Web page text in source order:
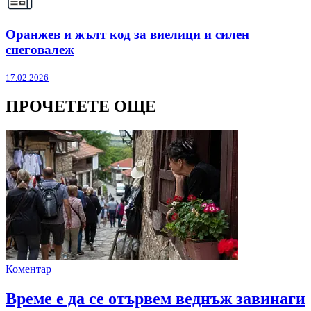
Оранжев и жълт код за виелици и силен
снеговалеж
17.02.2026
ПРОЧЕТЕТЕ ОЩЕ
Коментар
Време е да се отървем веднъж завинаги